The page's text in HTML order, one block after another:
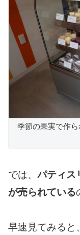
季節の果実で作
では、パティス
が売られている
早速見てみると